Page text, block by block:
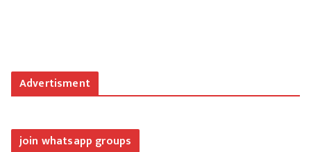
Advertisment
join whatsapp groups